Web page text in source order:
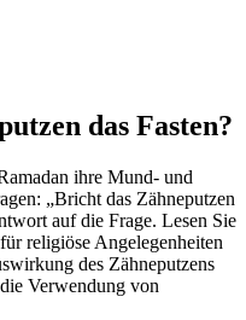
das Fasten?
ihre Mund- und
„Bricht das Zähneputzen
auf die Frage. Lesen Sie
religiöse Angelegenheiten
des Zähneputzens
Verwendung von